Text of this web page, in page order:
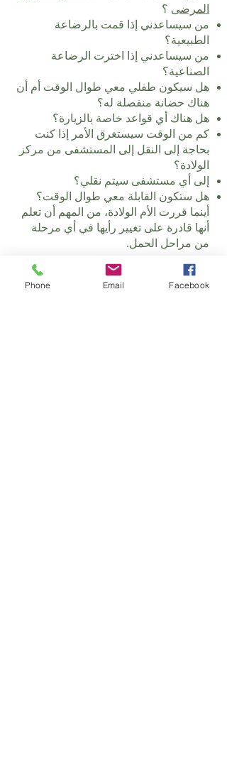
المرضى ؟
من سيساعدني إذا قمت بالرضاعة
الطبيعية؟
من سيساعدني إذا اخترت الرضاعة
الصناعية؟
هل سيكون طفلي معي طوال الوقت أم أن
هناك حضانة منفصلة له؟
هل هناك أي قواعد خاصة بالزيارة؟
كم من الوقت سيستغرق الأمر إذا كنت
بحاجة إلى النقل إلى المستشفى من مركز
الولادة؟
إلى أي مستشفى سيتم نقلي؟
هل ستكون القابلة معي طوال الوقت؟
أينما قررت الأم الولادة، من المهم أن تعلم
أنها قادرة على تغيير رأيها في أي مرحلة
من مراحل الحمل.
Phone Email Facebook